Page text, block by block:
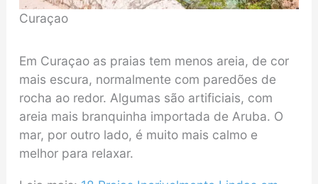
Curaçao
Em Curaçao as praias tem menos areia, de cor
mais escura, normalmente com paredões de
rocha ao redor. Algumas são artificiais, com
areia mais branquinha importada de Aruba. O
mar, por outro lado, é muito mais calmo e
melhor para relaxar.